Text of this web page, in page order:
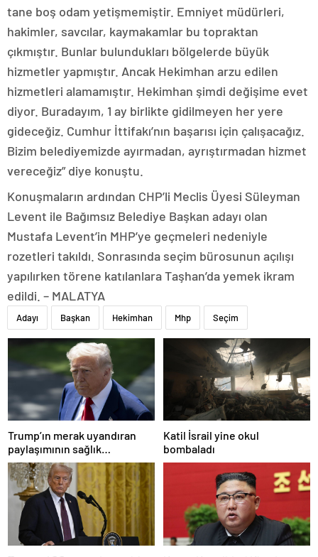
tane boş odam yetişmemiştir. Emniyet müdürleri,
hakimler, savcılar, kaymakamlar bu topraktan
çıkmıştır. Bunlar bulundukları bölgelerde büyük
hizmetler yapmıştır. Ancak Hekimhan arzu edilen
hizmetleri alamamıştır. Hekimhan şimdi değişime evet
diyor. Buradayım, 1 ay birlikte gidilmeyen her yere
gideceğiz. Cumhur İttifakı’nın başarısı için çalışacağız.
Bizim belediyemizde ayırmadan, ayrıştırmadan hizmet
vereceğiz” diye konuştu.
Konuşmaların ardından CHP’li Meclis Üyesi Süleyman
Levent ile Bağımsız Belediye Başkan adayı olan
Mustafa Levent’in MHP’ye geçmeleri nedeniyle
rozetleri takıldı. Sonrasında seçim bürosunun açılışı
yapılırken törene katılanlara Taşhan’da yemek ikram
edildi. – MALATYA
Adayı Başkan Hekimhan Mhp Seçim
Trump’ın merak uyandıran
paylaşımının sağlık
sistemiyle ilgili kararname
olduğu anlaşıldı
Katil İsrail yine okul
bombaladı